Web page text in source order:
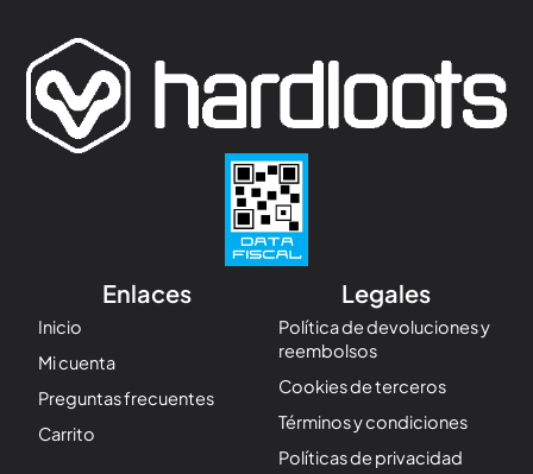
Enlaces
Inicio
Mi cuenta
Preguntas frecuentes
Carrito
Legales
Política de devoluciones y
reembolsos
Cookies de terceros
Términos y condiciones
Políticas de privacidad